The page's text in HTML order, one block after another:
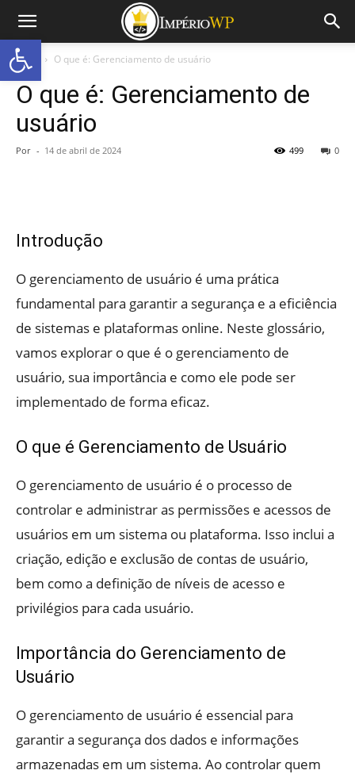
Início O que é: Gerenciamento de usuário
O que é: Gerenciamento de
usuário
Por - 14 de abril de 2024 0
499
Introdução
O gerenciamento de usuário é uma prática
fundamental para garantir a segurança e a eficiência
de sistemas e plataformas online. Neste glossário,
vamos explorar o que é o gerenciamento de
usuário, sua importância e como ele pode ser
implementado de forma eficaz.
O que é Gerenciamento de Usuário
O gerenciamento de usuário é o processo de
controlar e administrar as permissões e acessos de
usuários em um sistema ou plataforma. Isso inclui a
criação, edição e exclusão de contas de usuário,
bem como a definição de níveis de acesso e
privilégios para cada usuário.
Importância do Gerenciamento de
Usuário
O gerenciamento de usuário é essencial para
garantir a segurança dos dados e informações
armazenadas em um sistema. Ao controlar quem
Abrir a barra de ferramentas